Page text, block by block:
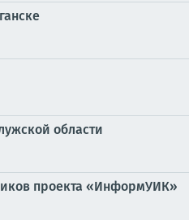
области
проекта «ИнформУИК»